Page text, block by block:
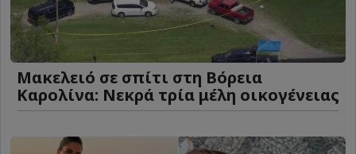
Μακελειό σε σπίτι στη Βόρεια
Καρολίνα: Νεκρά τρία μέλη οικογένειας